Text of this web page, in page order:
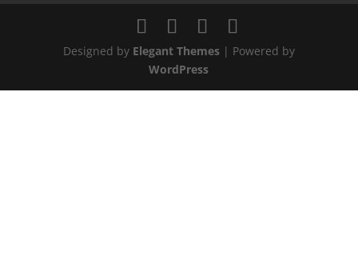
Designed by Elegant Themes| Powered by
WordPress